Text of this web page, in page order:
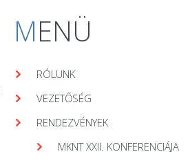
MENÜ
RÓLUNK
VEZETŐSÉG
RENDEZVÉNYEK
MKNT XXII. KONFERENCIÁJA